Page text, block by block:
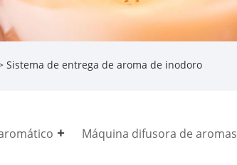
Sistema de entrega de aroma de inodoro
Máquina difusora de aromas